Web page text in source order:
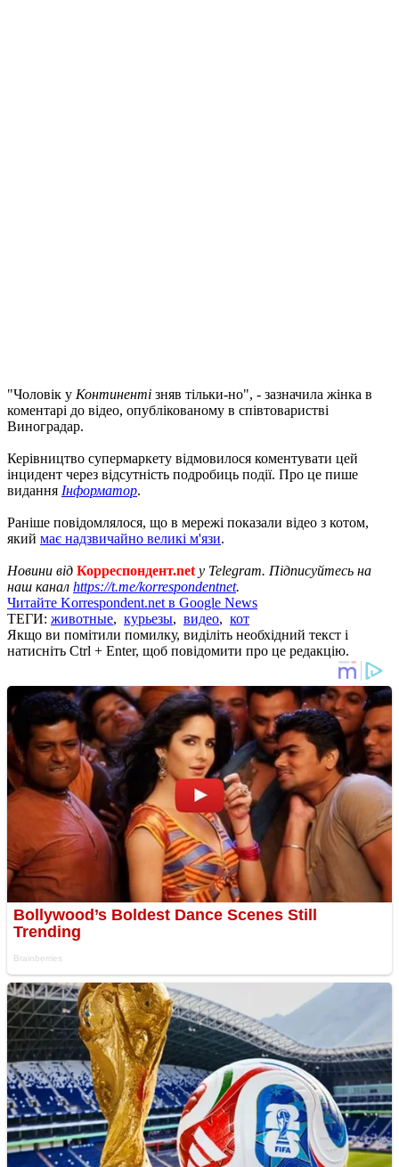
"Чоловік у Континенті зняв тільки-но", - зазначила жінка в
коментарі до відео, опублікованому в співтоваристві
Виноградар.
Керівництво супермаркету відмовилося коментувати цей
інцидент через відсутність подробиць події. Про це пише
видання Інформатор.
Раніше повідомлялося, що в мережі показали відео з котом,
який має надзвичайно великі м'язи.
Новини від Корреспондент.net у Telegram. Підписуйтесь на
наш канал https://t.me/korrespondentnet.
Читайте Korrespondent.net в Google News
ТЕГИ: животные, курьезы, видео, кот
Якщо ви помітили помилку, виділіть необхідний текст і
натисніть Ctrl + Enter, щоб повідомити про це редакцію.